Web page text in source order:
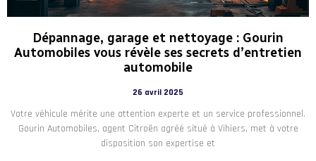
Dépannage, garage et nettoyage : Gourin
Automobiles vous révèle ses secrets d’entretien
automobile
26 avril 2025
Votre véhicule mérite une attention experte et un service professionnel.
Gourin Automobiles, agent Citroën agréé situé à Vihiers, met à votre
disposition son expertise et